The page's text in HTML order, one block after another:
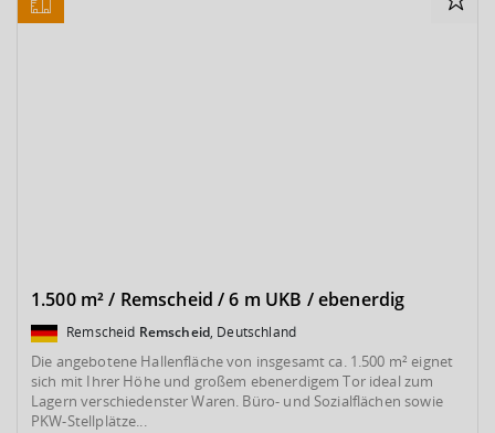
1.500 m² / Remscheid / 6 m UKB / ebenerdig
Remscheid Remscheid, Deutschland
Die angebotene Hallenfläche von insgesamt ca. 1.500 m² eignet
sich mit Ihrer Höhe und großem ebenerdigem Tor ideal zum
Lagern verschiedenster Waren. Büro- und Sozialflächen sowie
PKW-Stellplätze...